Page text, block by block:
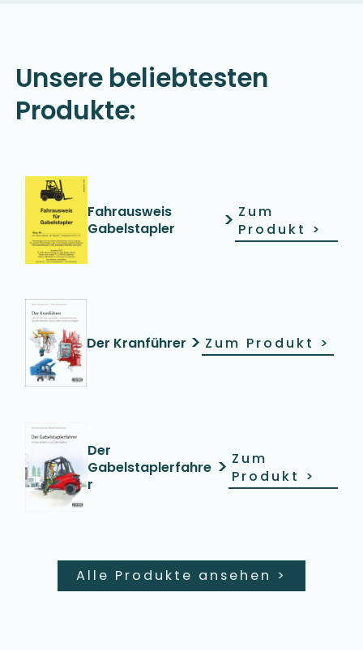
Unsere beliebtesten
Produkte:
Fahrausweis
Gabelstapler
> Zum
Produkt >
Der Kranführer > Zum Produkt >
Der
Gabelstaplerfahre
r
> Zum
Produkt >
Alle Produkte ansehen >